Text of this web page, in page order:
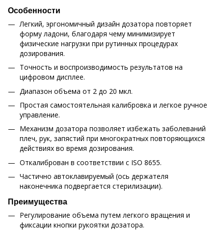
Особенности
Легкий, эргономичный дизайн дозатора повторяет
форму ладони, благодаря чему минимизирует
физические нагрузки при рутинных процедурах
дозирования.
Точность и воспроизводимость результатов на
цифровом дисплее.
Диапазон объема от 2 до 20 мкл.
Простая самостоятельная калибровка и легкое ручное
управление.
Механизм дозатора позволяет избежать заболеваний
плеч, рук, запястий при многократных повторяющихся
действиях во время дозирования.
Откалиброван в соответствии с ISO 8655.
Частично автоклавируемый (ось держателя
наконечника подвергается стерилизации).
Преимущества
Регулирование объема путем легкого вращения и
фиксации кнопки рукоятки дозатора.